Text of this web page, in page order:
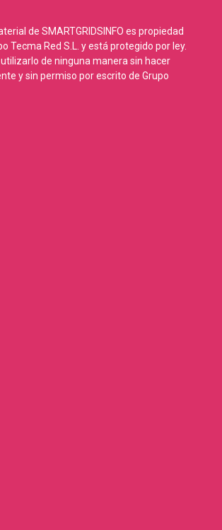
de SMARTGRIDSINFO es propiedad
Tecma Red S.L. y está protegido por ley.
de ninguna manera sin hacer
y sin permiso por escrito de Grupo